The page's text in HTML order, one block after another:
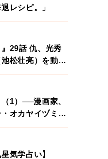
レシピ。」
29話 仇、光秀
池松壮亮）を動か
弟の分岐点。
1）──漫画家、
オカヤイヅミさ
央理さん
気学占い】